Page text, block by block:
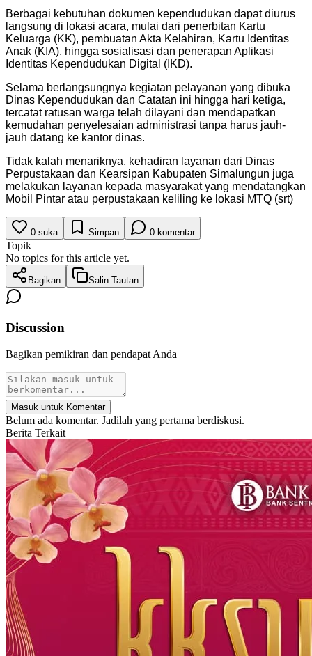
Berbagai kebutuhan dokumen kependudukan dapat diurus
langsung di lokasi acara, mulai dari penerbitan Kartu
Keluarga (KK), pembuatan Akta Kelahiran, Kartu Identitas
Anak (KIA), hingga sosialisasi dan penerapan Aplikasi
Identitas Kependudukan Digital (IKD).
Selama berlangsungnya kegiatan pelayanan yang dibuka
Dinas Kependudukan dan Catatan ini hingga hari ketiga,
tercatat ratusan warga telah dilayani dan mendapatkan
kemudahan penyelesaian administrasi tanpa harus jauh-
jauh datang ke kantor dinas.
Tidak kalah menariknya, kehadiran layanan dari Dinas
Perpustakaan dan Kearsipan Kabupaten Simalungun juga
melakukan layanan kepada masyarakat yang mendatangkan
Mobil Pintar atau perpustakaan keliling ke lokasi MTQ (srt)
0 suka Simpan 0 komentar
Topik
No topics for this article yet.
Bagikan Salin Tautan
Discussion
Bagikan pemikiran dan pendapat Anda
Masuk untuk Komentar
Belum ada komentar. Jadilah yang pertama berdiskusi.
Berita Terkait